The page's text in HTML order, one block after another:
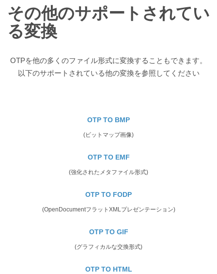
その他のサポートされてい
る変換
OTPを他の多くのファイル形式に変換することもできます。
以下のサポートされている他の変換を参照してください
OTP TO BMP
(ビットマップ画像)
OTP TO EMF
(強化されたメタファイル形式)
OTP TO FODP
(OpenDocumentフラットXMLプレゼンテーション)
OTP TO GIF
(グラフィカルな交換形式)
OTP TO HTML